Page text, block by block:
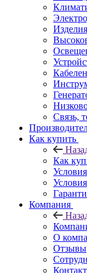
Связь,
Как купить
Как
Компания
О
Отзывы